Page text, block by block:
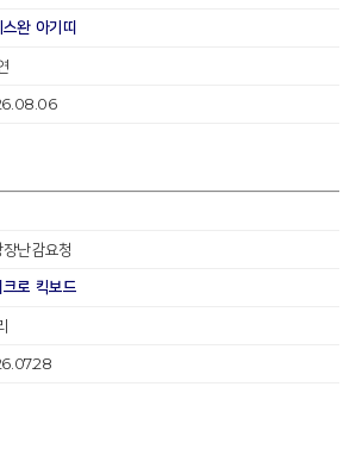
스완 아기띠
난감요청
크로 킥보드